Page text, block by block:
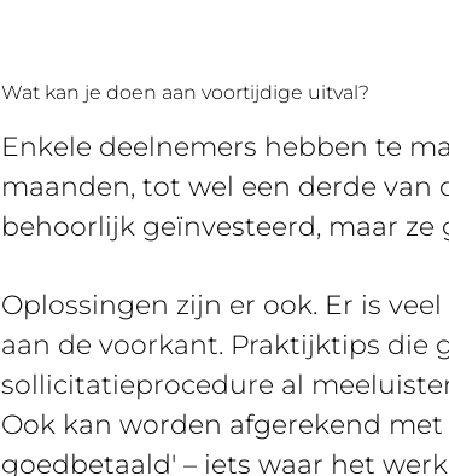
Wat kan je doen aan voortijdige uitval?
Enkele deelnemers hebben te
maanden, tot wel een derde van
behoorlijk geïnvesteerd, maar
Oplossingen zijn er ook. Er is
aan de voorkant. Praktijktips die
sollicitatieprocedure al
Ook kan worden afgerekend
goedbetaald' – iets waar het